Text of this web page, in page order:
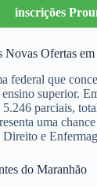
inscrições
Novas Ofertas
federal que
superior.
5.246 parciais,
uma
Direito e
do Maranhão